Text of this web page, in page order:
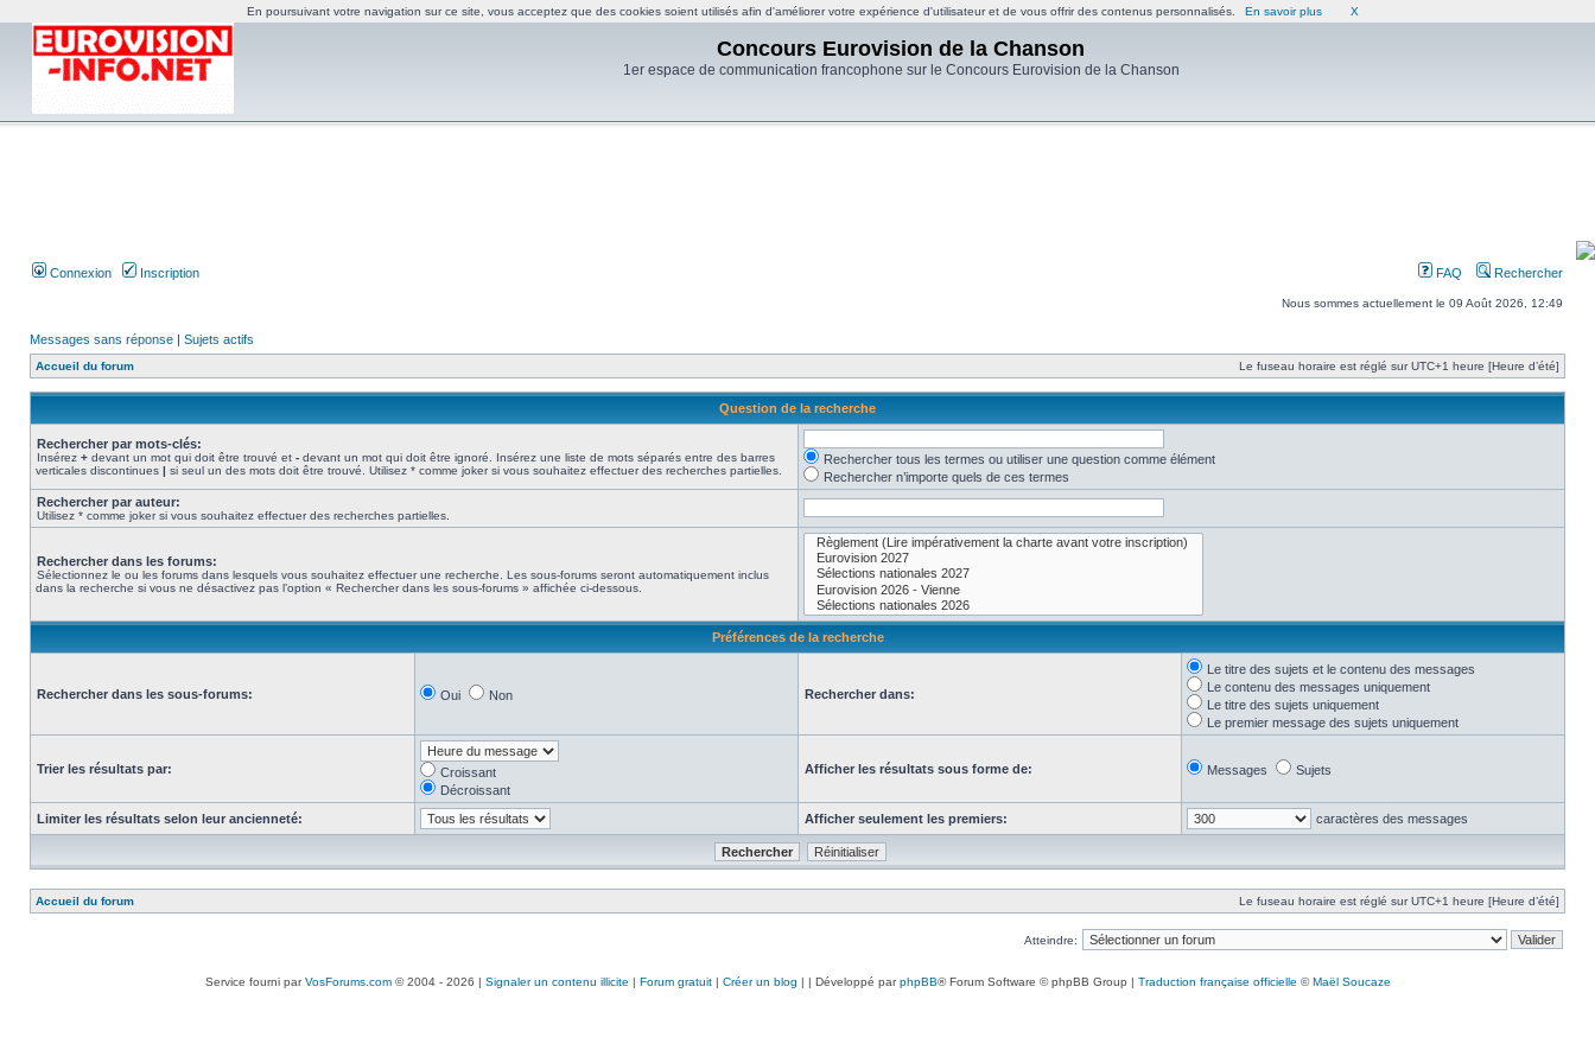
Concours Eurovision de la Chanson
1er espace de communication francophone sur le Concours Eurovision de la Chanson
Connexion Inscription FAQ Rechercher
Nous sommes actuellement le 09 Août 2026, 12:49
Messages sans réponse | Sujets actifs
Accueil du forum Le fuseau horaire est réglé sur UTC+1 heure [Heure d’été]
Question de la recherche
Rechercher par mots-clés:
Insérez + devant un mot qui doit être trouvé et - devant un mot qui doit être ignoré. Insérez une liste de mots séparés entre des barres
verticales discontinues | si seul un des mots doit être trouvé. Utilisez * comme joker si vous souhaitez effectuer des recherches partielles.
Rechercher tous les termes ou utiliser une question comme élément
Rechercher n’importe quels de ces termes
Rechercher par auteur:
Utilisez * comme joker si vous souhaitez effectuer des recherches partielles.
Rechercher dans les forums:
Sélectionnez le ou les forums dans lesquels vous souhaitez effectuer une recherche. Les sous-forums seront automatiquement inclus
dans la recherche si vous ne désactivez pas l’option « Rechercher dans les sous-forums » affichée ci-dessous.
Préférences de la recherche
Rechercher dans les sous-forums: Oui Non Rechercher dans:
Le titre des sujets et le contenu des messages
Le contenu des messages uniquement
Le titre des sujets uniquement
Le premier message des sujets uniquement
Trier les résultats par:
Croissant
Décroissant
Afficher les résultats sous forme de: Messages Sujets
Limiter les résultats selon leur ancienneté: Afficher seulement les premiers: caractères des messages
Accueil du forum Le fuseau horaire est réglé sur UTC+1 heure [Heure d’été]
Atteindre:
Service fourni parVosForums.com© 2004 - 2026 | Signaler un contenu illicite | Forum gratuit| Créer un blog | | Développé parphpBB® Forum Software © phpBB Group | Traduction française officielle ©Maël Soucaze
En poursuivant votre navigation sur ce site, vous acceptez que des cookies soient utilisés afin d'améliorer votre expérience d'utilisateur et de vous offrir des contenus personnalisés. En savoir plus X